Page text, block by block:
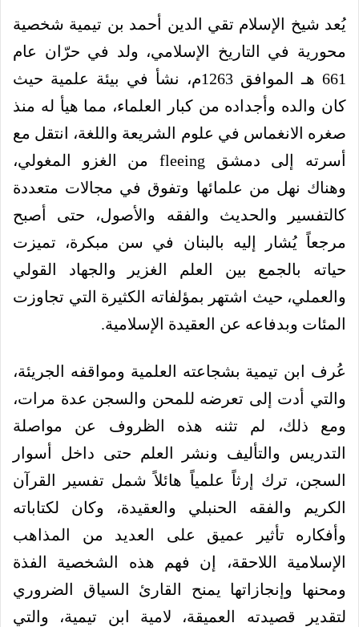
يُعد شيخ الإسلام تقي الدين أحمد بن تيمية شخصية
محورية في التاريخ الإسلامي، ولد في حرّان عام
661 هـ الموافق 1263م، نشأ في بيئة علمية حيث
كان والده وأجداده من كبار العلماء، مما هيأ له منذ
صغره الانغماس في علوم الشريعة واللغة، انتقل مع
أسرته إلى دمشق fleeing من الغزو المغولي،
وهناك نهل من علمائها وتفوق في مجالات متعددة
كالتفسير والحديث والفقه والأصول، حتى أصبح
مرجعاً يُشار إليه بالبنان في سن مبكرة، تميزت
حياته بالجمع بين العلم الغزير والجهاد القولي
والعملي، حيث اشتهر بمؤلفاته الكثيرة التي تجاوزت
المئات وبدفاعه عن العقيدة الإسلامية.
عُرف ابن تيمية بشجاعته العلمية ومواقفه الجريئة،
والتي أدت إلى تعرضه للمحن والسجن عدة مرات،
ومع ذلك، لم تثنه هذه الظروف عن مواصلة
التدريس والتأليف ونشر العلم حتى داخل أسوار
السجن، ترك إرثاً علمياً هائلاً شمل تفسير القرآن
الكريم والفقه الحنبلي والعقيدة، وكان لكتاباته
وأفكاره تأثير عميق على العديد من المذاهب
الإسلامية اللاحقة، إن فهم هذه الشخصية الفذة
ومحنها وإنجازاتها يمنح القارئ السياق الضروري
لتقدير قصيدته العميقة، لامية ابن تيمية، والتي